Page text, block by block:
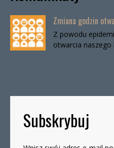
Zmiana godzin
Z powodu
otwarcia
Subskrybuj